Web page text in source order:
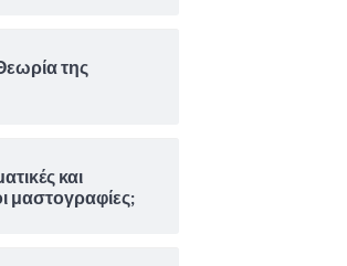
της
και
μαστογραφίες;